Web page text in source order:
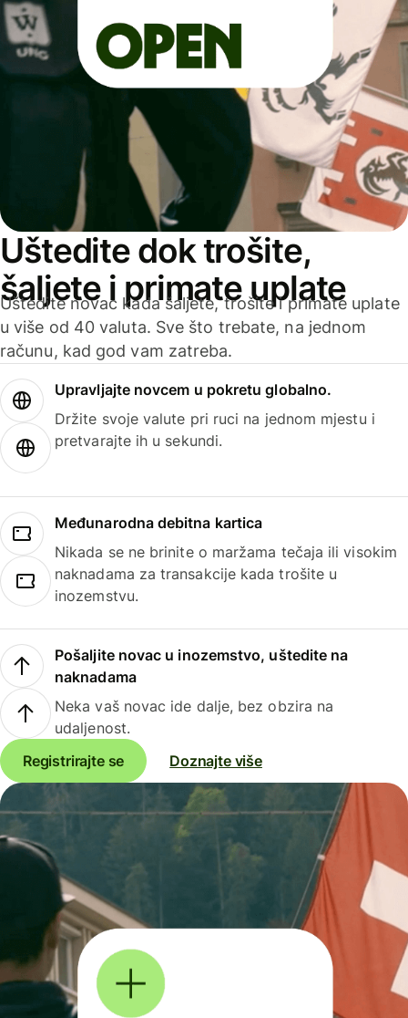
Uštedite dok trošite,
šaljete i primate uplate
Uštedite novac kada šaljete, trošite i primate uplate
u više od 40 valuta. Sve što trebate, na jednom
računu, kad god vam zatreba.
Upravljajte novcem u pokretu globalno.
Držite svoje valute pri ruci na jednom mjestu i
pretvarajte ih u sekundi.
Međunarodna debitna kartica
Nikada se ne brinite o maržama tečaja ili visokim
naknadama za transakcije kada trošite u
inozemstvu.
Pošaljite novac u inozemstvo, uštedite na
naknadama
Neka vaš novac ide dalje, bez obzira na
udaljenost.
Registrirajte se
Doznajte više